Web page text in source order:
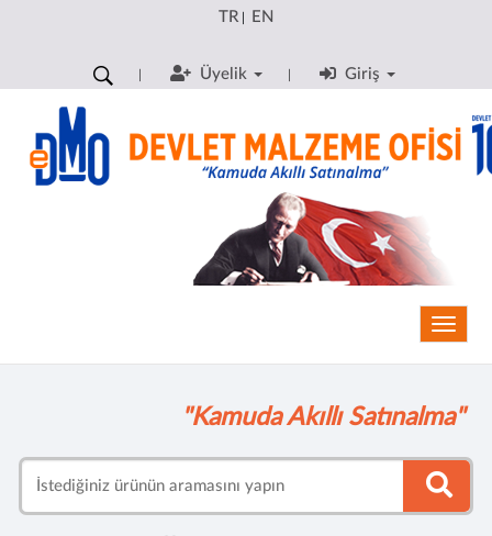
TR| EN
Üyelik Giriş
"Kamuda Akıllı Satınalma"